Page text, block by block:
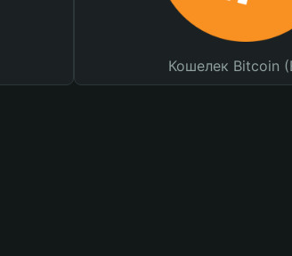
Кошелек Bitcoin